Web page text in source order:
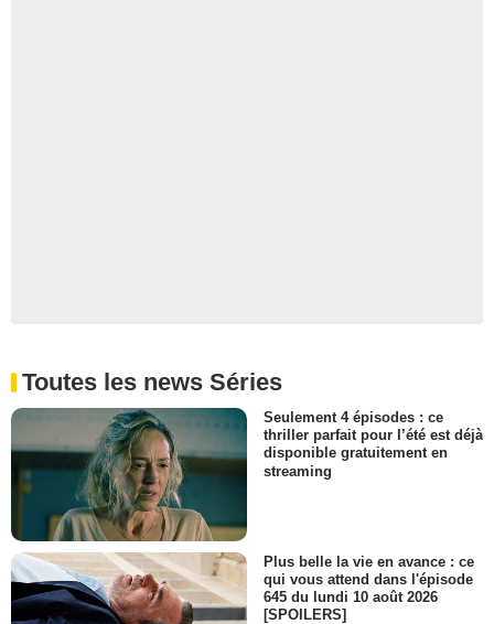
Toutes les news Séries
Seulement 4 épisodes : ce
thriller parfait pour l’été est déjà
disponible gratuitement en
streaming
Plus belle la vie en avance : ce
qui vous attend dans l'épisode
645 du lundi 10 août 2026
[SPOILERS]